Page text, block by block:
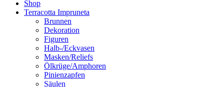
Shop
Terracotta Impruneta
Brunnen
Dekoration
Figuren
Halb-/Eckvasen
Masken/Reliefs
Ölkrüge/Amphoren
Pinienzapfen
Säulen